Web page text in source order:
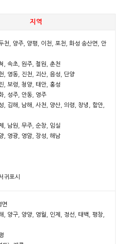
지역
천, 양주, 양평, 이천, 포천, 화성 송산면, 안
, 속초, 원주, 철원, 춘천
, 영동, 진천, 괴산, 음성, 단양
, 보령, 청양, 태안, 홍성
, 성주, 안동, 영주
, 김해, 남해, 사천, 양산, 의령, 창녕, 함안,
, 남원, 무주, 순창, 임실
, 영광, 영암, 장성, 해남
귀포시
면
, 양구, 양양, 영월, 인제, 정선, 태백, 평창,